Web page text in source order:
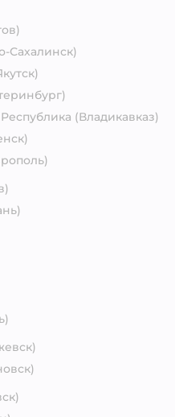
Сахалинск)
(Владикавказ)